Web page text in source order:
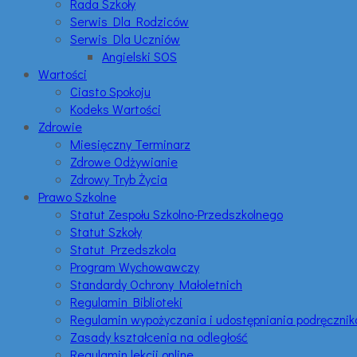
Rada Szkoły
Serwis Dla Rodziców
Serwis Dla Uczniów
Angielski SOS
Wartości
Ciasto Spokoju
Kodeks Wartości
Zdrowie
Miesięczny Terminarz
Zdrowe Odżywianie
Zdrowy Tryb Życia
Prawo Szkolne
Statut Zespołu Szkolno-Przedszkolnego
Statut Szkoły
Statut Przedszkola
Program Wychowawczy
Standardy Ochrony Małoletnich
Regulamin Biblioteki
Regulamin wypożyczania i udostępniania
Zasady kształcenia na odległość